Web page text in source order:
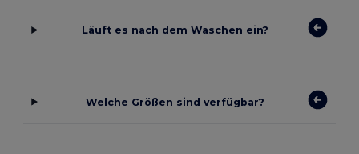
Läuft es nach dem Waschen ein?
Welche Größen sind verfügbar?